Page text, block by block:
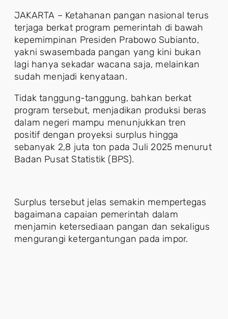
JAKARTA – Ketahanan pangan nasional terus
terjaga berkat program pemerintah di bawah
kepemimpinan Presiden Prabowo Subianto,
yakni swasembada pangan yang kini bukan
lagi hanya sekadar wacana saja, melainkan
sudah menjadi kenyataan.
Tidak tanggung-tanggung, bahkan berkat
program tersebut, menjadikan produksi beras
dalam negeri mampu menunjukkan tren
positif dengan proyeksi surplus hingga
sebanyak 2,8 juta ton pada Juli 2025 menurut
Badan Pusat Statistik (BPS).
Surplus tersebut jelas semakin mempertegas
bagaimana capaian pemerintah dalam
menjamin ketersediaan pangan dan sekaligus
mengurangi ketergantungan pada impor.